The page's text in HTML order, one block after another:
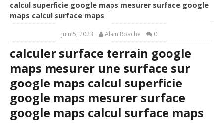
calcul superficie google maps mesurer surface google
maps calcul surface maps
juin 5, 2023 Alain Roache 0
calculer surface terrain google
maps mesurer une surface sur
google maps calcul superficie
google maps mesurer surface
google maps calcul surface maps